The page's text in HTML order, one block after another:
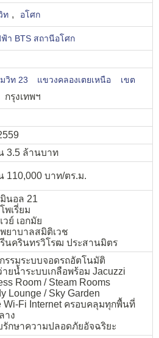
ท , อโศก
า BTS สถานีอโศก
วิท 23 แขวงคลองเตยเหนือ
เขต
กรุงเทพฯ
3.5 ล้านบาท
110,000 บาท/ตร.ม.
มินอล 21
พเรี่ยม
วย์ เอกมัย
พยาบาลสมิติเวช
นครินทรวิโรฒ ประสานมิตร
รรมระบบจอดรถอัตโนมัติ
ายน้ำระบบเกลือพร้อม Jacuzzi
Room / Steam Rooms
Lounge / Sky Garden
Wi-Fi Internet ครอบคลุมทุกพื้นที่
าง
รักษาความปลอดภัยอัจฉริยะ